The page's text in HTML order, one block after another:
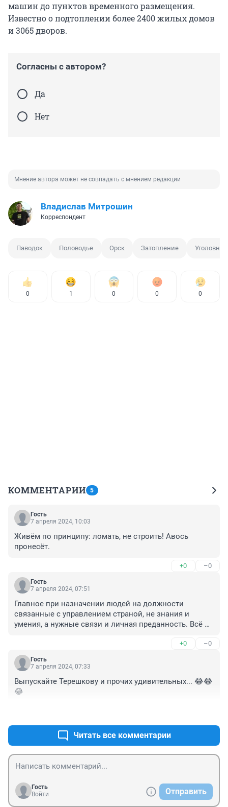
машин до пунктов временного размещения.
Известно о подтоплении более 2400 жилых домов
и 3065 дворов.
Согласны с автором?
Да
Нет
Мнение автора может не совпадать с мнением редакции
Владислав Митрошин
Корреспондент
Паводок Половодье Орск Затопление
0 1 0 0 0
КОММЕНТАРИИ 5
Гость
7 апреля 2024, 10:03
Живём по принципу: ломать, не строить! Авось
пронесёт.
+0 –0
Гость
7 апреля 2024, 07:51
Главное при назначении людей на должности
связанные с управлением страной, не знания и
умения, а нужные связи и личная преданность. Всё
сожалению.
+0 –0
Гость
7 апреля 2024, 07:33
Выпускайте Терешкову и прочих удивительных... 😂😂
😂
Читать все комментарии
Гость
Войти
Отправить